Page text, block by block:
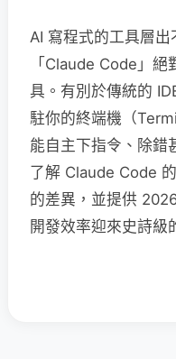
AI 寫程式的工具層
「Claude Code」
具。有別於傳統的
駐你的終端機（
能自主下指令、除錯
了解 Claude Code
的差異，並提供
開發效率迎來史詩級